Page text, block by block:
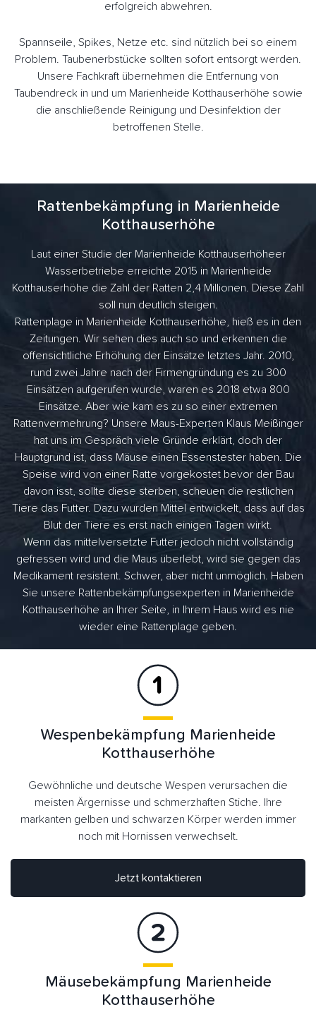
erfolgreich abwehren.
Spannseile, Spikes, Netze etc. sind nützlich bei so einem
Problem. Taubenerbstücke sollten sofort entsorgt werden.
Unsere Fachkraft übernehmen die Entfernung von
Taubendreck in und um Marienheide Kotthauserhöhe sowie
die anschließende Reinigung und Desinfektion der
betroffenen Stelle.
Rattenbekämpfung in Marienheide
Kotthauserhöhe
Laut einer Studie der Marienheide Kotthauserhöheer
Wasserbetriebe erreichte 2015 in Marienheide
Kotthauserhöhe die Zahl der Ratten 2,4 Millionen. Diese Zahl
soll nun deutlich steigen.
Rattenplage in Marienheide Kotthauserhöhe, hieß es in den
Zeitungen. Wir sehen dies auch so und erkennen die
offensichtliche Erhöhung der Einsätze letztes Jahr. 2010,
rund zwei Jahre nach der Firmengründung es zu 300
Einsätzen aufgerufen wurde, waren es 2018 etwa 800
Einsätze. Aber wie kam es zu so einer extremen
Rattenvermehrung? Unsere Maus-Experten Klaus Meißinger
hat uns im Gespräch viele Gründe erklärt, doch der
Hauptgrund ist, dass Mäuse einen Essenstester haben. Die
Speise wird von einer Ratte vorgekostet bevor der Bau
davon isst, sollte diese sterben, scheuen die restlichen
Tiere das Futter. Dazu wurden Mittel entwickelt, dass auf das
Blut der Tiere es erst nach einigen Tagen wirkt.
Wenn das mittelversetzte Futter jedoch nicht vollständig
gefressen wird und die Maus überlebt, wird sie gegen das
Medikament resistent. Schwer, aber nicht unmöglich. Haben
Sie unsere Rattenbekämpfungsexperten in Marienheide
Kotthauserhöhe an Ihrer Seite, in Ihrem Haus wird es nie
wieder eine Rattenplage geben.
Wespenbekämpfung Marienheide
Kotthauserhöhe
Gewöhnliche und deutsche Wespen verursachen die
meisten Ärgernisse und schmerzhaften Stiche. Ihre
markanten gelben und schwarzen Körper werden immer
noch mit Hornissen verwechselt.
Jetzt kontaktieren
Mäusebekämpfung Marienheide
Kotthauserhöhe